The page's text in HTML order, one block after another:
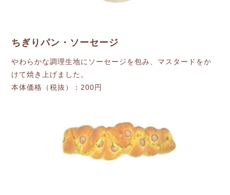
ちぎりパン・ソーセージ
やわらかな調理生地にソーセージを包み、マスタードをか
けて焼き上げました。
本体価格（税抜）：200円